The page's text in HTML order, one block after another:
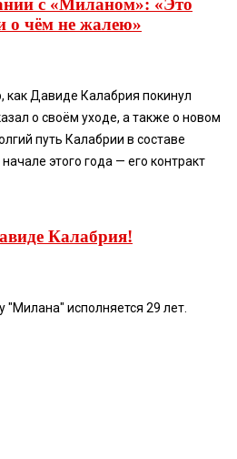
с «Миланом»: «Это
о чём не жалею»
как Давиде Калабрия покинул
о своём уходе, а также о новом
путь Калабрии в составе
этого года — его контракт
Калабрия!
исполняется 29 лет.